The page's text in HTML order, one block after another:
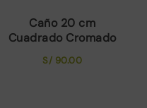
Caño 20 cm
Cuadrado Cromado
S/ 90.00